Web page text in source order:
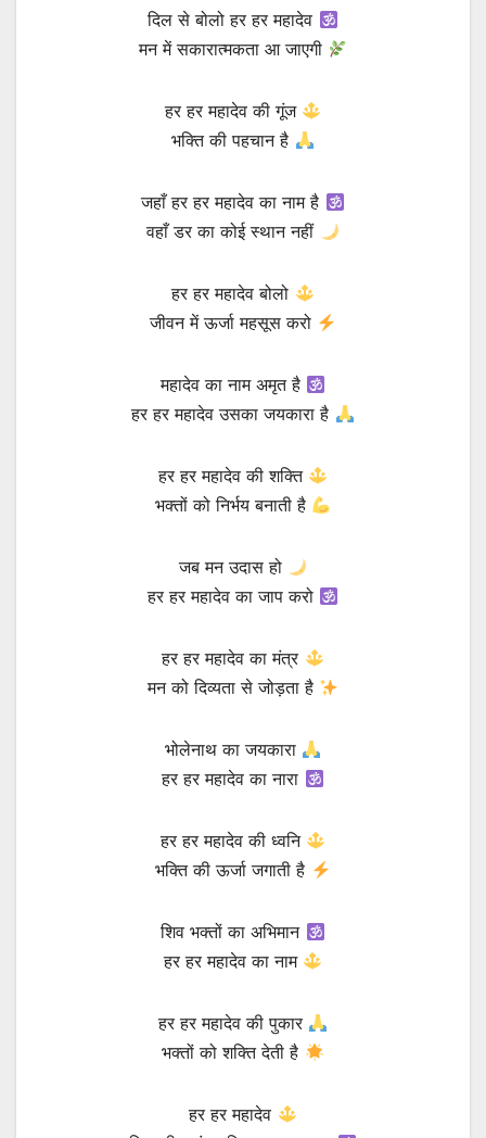
दिल से बोलो हर हर महादेव
मन में सकारात्मकता आ जाएगी
हर हर महादेव की गूंज
भक्ति की पहचान है
जहाँ हर हर महादेव का नाम है
वहाँ डर का कोई स्थान नहीं
हर हर महादेव बोलो
जीवन में ऊर्जा महसूस करो
महादेव का नाम अमृत है
हर हर महादेव उसका जयकारा है
हर हर महादेव की शक्ति
भक्तों को निर्भय बनाती है
जब मन उदास हो
हर हर महादेव का जाप करो
हर हर महादेव का मंत्र
मन को दिव्यता से जोड़ता है
भोलेनाथ का जयकारा
हर हर महादेव का नारा
हर हर महादेव की ध्वनि
भक्ति की ऊर्जा जगाती है
शिव भक्तों का अभिमान
हर हर महादेव का नाम
हर हर महादेव की पुकार
भक्तों को शक्ति देती है
हर हर महादेव